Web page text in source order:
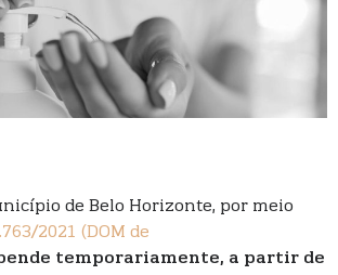
de Belo Horizonte, por meio
2021 (DOM de
temporariamente, a partir de